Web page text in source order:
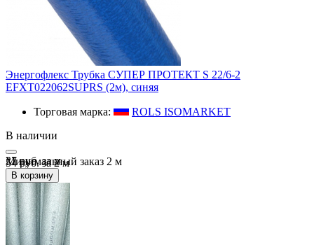
Энергофлекс Трубка СУПЕР ПРОТЕКТ S 22/6-2
EFXT022062SUPRS (2м), синяя
Торговая марка:
ROLS ISOMARKET
В наличии
27 руб.зам
54 руб. за 2 м
Минимальный заказ 2 м
В корзину